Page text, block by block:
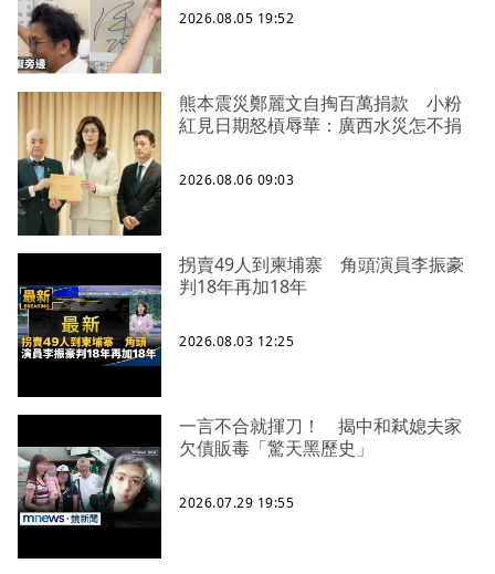
2026.08.05 19:52
熊本震災鄭麗文自掏百萬捐款 小粉
紅見日期怒槓辱華：廣西水災怎不捐
2026.08.06 09:03
拐賣49人到柬埔寨 角頭演員李振豪
判18年再加18年
2026.08.03 12:25
一言不合就揮刀！ 揭中和弒媳夫家
欠債販毒「驚天黑歷史」
2026.07.29 19:55